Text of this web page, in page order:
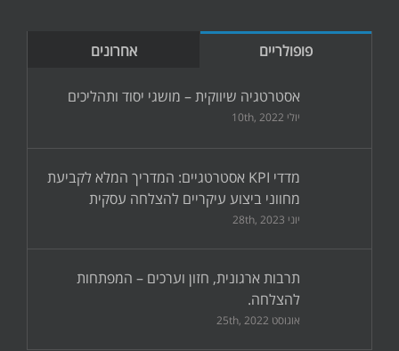
פופולריים אחרונים
אסטרטגיה שיווקית – מושגי יסוד ותהליכים
יולי 10th, 2022
מדדי KPI אסטרטגיים: המדריך המלא לקביעת
מחווני ביצוע עיקריים להצלחה עסקית
יוני 28th, 2023
תרבות ארגונית, חזון וערכים – המפתחות
להצלחה.
אוגוסט 25th, 2022